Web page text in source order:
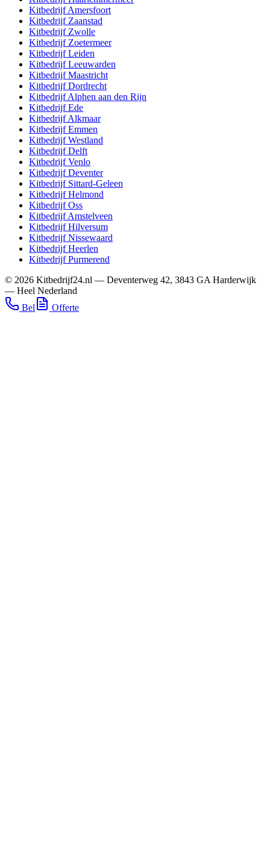
KitbedrijfAmersfoort
Kitbedrijf Zaanstad
Kitbedrijf Zwolle
Kitbedrijf Zoetermeer
KitbedrijfLeiden
KitbedrijfLeeuwarden
KitbedrijfMaastricht
KitbedrijfDordrecht
KitbedrijfAlphen aan den Rijn
KitbedrijfEde
KitbedrijfAlkmaar
KitbedrijfEmmen
KitbedrijfWestland
KitbedrijfDelft
KitbedrijfVenlo
KitbedrijfDeventer
Kitbedrijf Sittard-Geleen
KitbedrijfHelmond
KitbedrijfOss
KitbedrijfAmstelveen
KitbedrijfHilversum
KitbedrijfNissewaard
KitbedrijfHeerlen
KitbedrijfPurmerend
© 2026 Kitbedrijf24.nl — Deventerweg 42, 3843 GA Harderwijk
— Heel Nederland
Bel
Offerte